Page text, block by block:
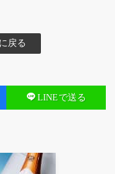
戻る
LINEで送る